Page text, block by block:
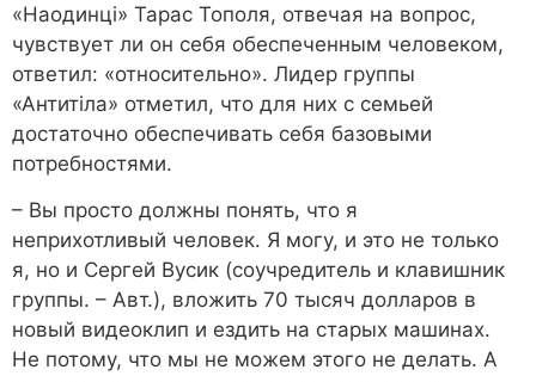
«Наодинці» Тарас Тополя, отвечая на вопрос,
чувствует ли он себя обеспеченным человеком,
ответил: «относительно». Лидер группы
«Антитіла» отметил, что для них с семьей
достаточно обеспечивать себя базовыми
потребностями.
– Вы просто должны понять, что я
неприхотливый человек. Я могу, и это не только
я, но и Сергей Вусик (соучредитель и клавишник
группы. – Авт.), вложить 70 тысяч долларов в
новый видеоклип и ездить на старых машинах.
Не потому, что мы не можем этого не делать. А